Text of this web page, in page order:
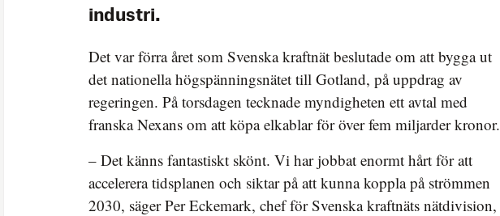
industri.
Det var förra året som Svenska kraftnät beslutade om att bygga ut
det nationella högspänningsnätet till Gotland, på uppdrag av
regeringen. På torsdagen tecknade myndigheten ett avtal med
franska Nexans om att köpa elkablar för över fem miljarder kronor.
– Det känns fantastiskt skönt. Vi har jobbat enormt hårt för att
accelerera tidsplanen och siktar på att kunna koppla på strömmen
2030, säger Per Eckemark, chef för Svenska kraftnäts nätdivision,